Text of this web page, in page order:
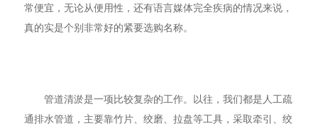
常便宜，无论从便用性，还有语言媒体完全疾病的情况来说，
真的实是个别非常好的紧要选购名称。
管道清淤是一项比较复杂的工作。以往，我们都是人工疏
通排水管道，主要靠竹片、绞磨、拉盘等工具，采取牵引、绞